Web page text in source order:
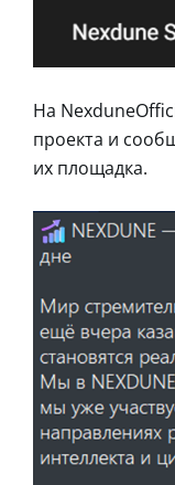
На
проекта и
их площадка.